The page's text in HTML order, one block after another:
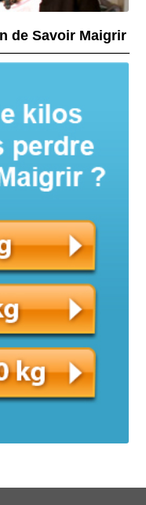
de Savoir Maigrir